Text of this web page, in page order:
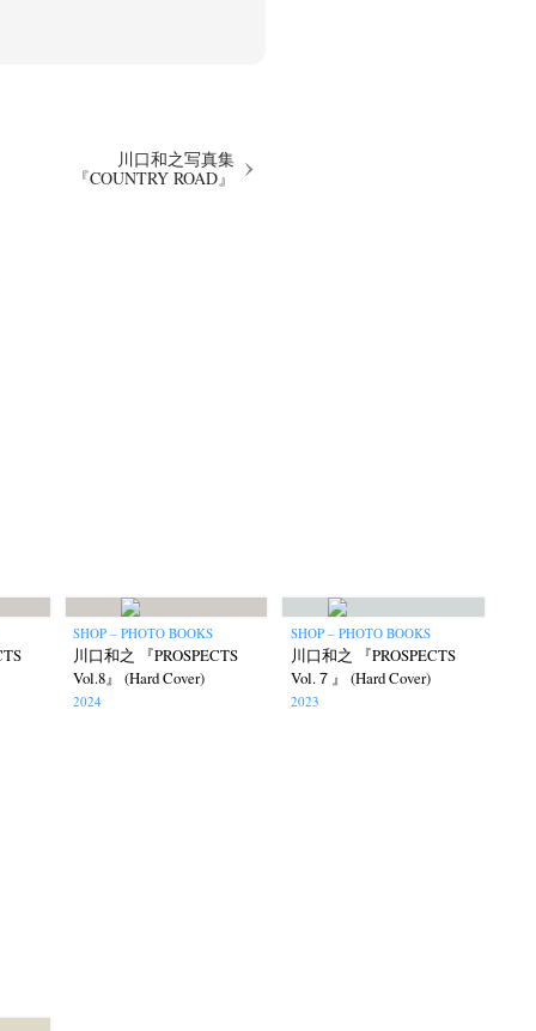
川口和之写真集
『COUNTRY ROAD』
SHOP – PHOTO BOOKS
川口和之 『PROSPECTS
Vol.8』 (Hard Cover)
2024
SHOP – PHOTO BOOKS
川口和之 『PROSPECTS
Vol.７』 (Hard Cover)
2023